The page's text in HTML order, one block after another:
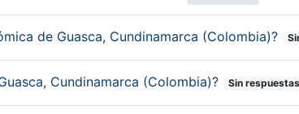
de Guasca, Cundinamarca (Colombia)?
Cundinamarca (Colombia)? Sin respuestas